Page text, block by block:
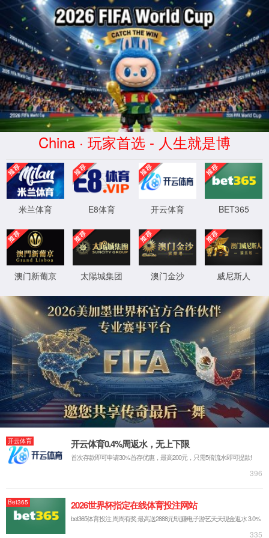
yd2333云顶官网
此功能维护升级中，给您带来不便深感抱
XML 地图